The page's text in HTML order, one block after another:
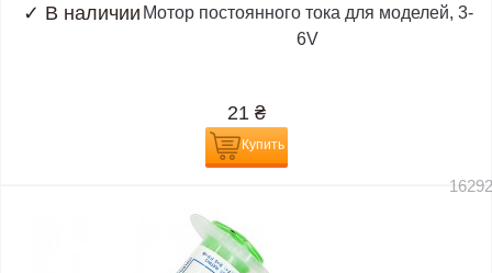
✓ В наличии Мотор постоянного тока для моделей, 3-
6V
21 ₴
Купить